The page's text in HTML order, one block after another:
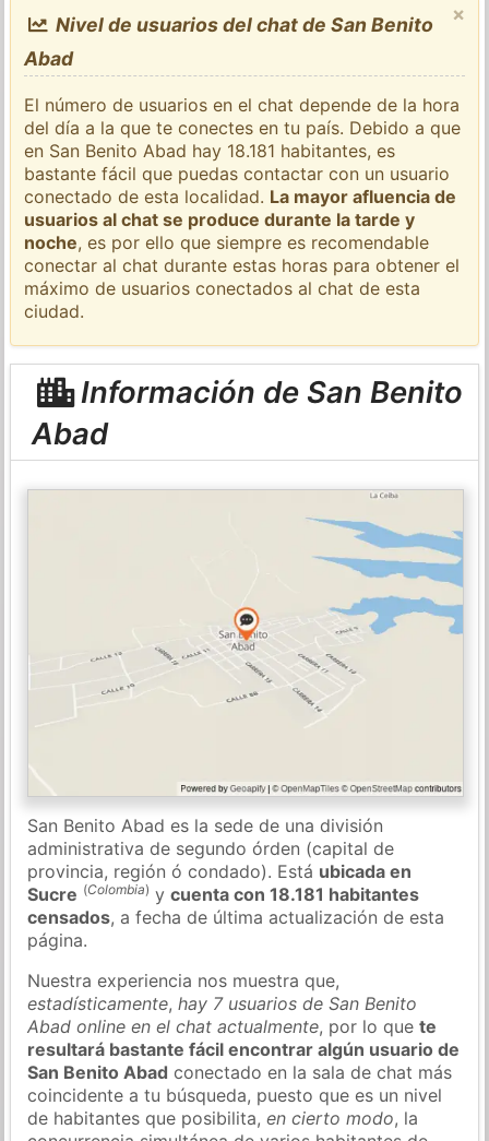
×
Nivel de usuarios del chat de San Benito
Abad
El número de usuarios en el chat depende de la hora
del día a la que te conectes en tu país. Debido a que
en San Benito Abad hay 18.181 habitantes, es
bastante fácil que puedas contactar con un usuario
conectado de esta localidad. La mayor afluencia de
usuarios al chat se produce durante la tarde y
noche, es por ello que siempre es recomendable
conectar al chat durante estas horas para obtener el
máximo de usuarios conectados al chat de esta
ciudad.
Información de San Benito
Abad
San Benito Abad es la sede de una división
administrativa de segundo órden (capital de
provincia, región ó condado). Está ubicada en
Sucre (Colombia) ycuenta con 18.181 habitantes
censados, a fecha de última actualización de esta
página.
Nuestra experiencia nos muestra que,
estadísticamente,hay 7 usuarios de San Benito
Abad online en el chat actualmente, por lo quete
resultará bastante fácil encontrar algún usuario de
San Benito Abad conectado en la sala de chat más
coincidente a tu búsqueda, puesto que es un nivel
de habitantes que posibilita,en cierto modo, la